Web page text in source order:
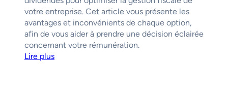
votre entreprise. Cet article vous présente les
avantages et inconvénients de chaque option,
afin de vous aider à prendre une décision éclairée
concernant votre rémunération.
Lire plus